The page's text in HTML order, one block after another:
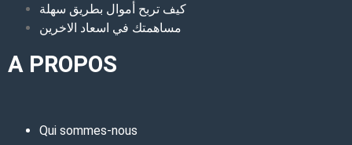
كيف تربح أموال بطريق سهلة
مساهمتك في اسعاد الاخرين
A PROPOS
Qui sommes-nous